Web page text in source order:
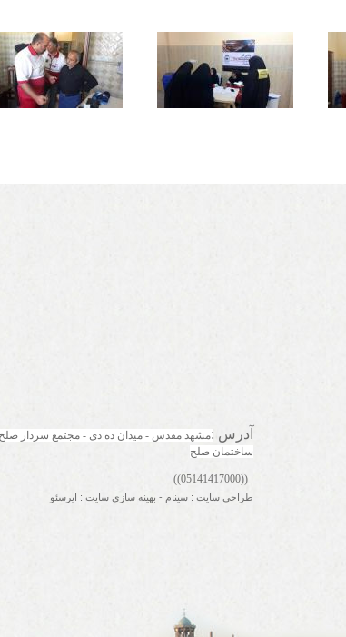
آدرس :
ساختمان صلح
((05141417000))
طراحی سایت : سینام - بهینه سازی سایت : ایرسئو